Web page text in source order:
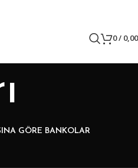
0/
GÖRE BANKOLAR